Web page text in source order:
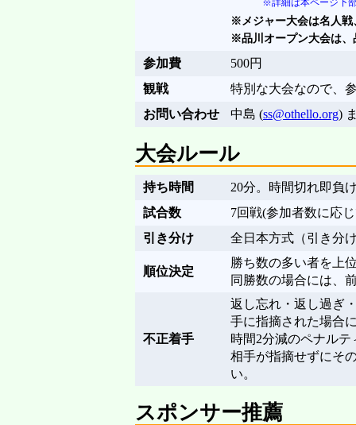
※詳細は本ページ下
※メジャー大会は名人戦
※品川オープン大会は、
参加費
500円
観戦
特別な大会なので、
お問い合わせ
中島 (ss@othello.org)
大会ルール
持ち時間
20分。時間切れ即負
試合数
7回戦(参加者数に応
引き分け
全日本方式（引き分
順位決定
勝ち数の多い者を上
同勝数の場合には、
不正着手
返し忘れ・返し過ぎ
手に指摘された場合
時間2分減のペナルテ
相手が指摘せずにそ
い。
スポンサー推薦